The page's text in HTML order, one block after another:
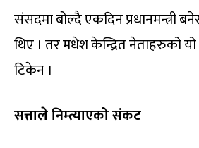
संसदमा बोल्दै एकदिन प्रधानमन्त्री
थिए । तर मधेश केन्द्रित नेताहरुको
टिकेन ।
सत्ताले निम्त्याएको संकट